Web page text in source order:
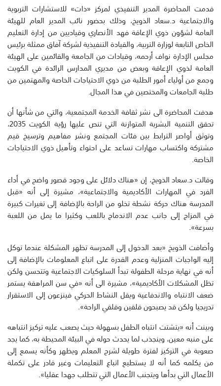
قدمت المحاضرة المدير التنفيذي لمركز «ذات» للاستشارات التربوية
والاجتماعية د.سعاد الذويخ، وذلك بحضور نائب المدير العام للهيئة
العامة لشؤون ذوي الإعاقة فهد الأنصاري وقياديين من إدارة التعليم
الخاص التابعة لوزارة التربية، والقيادة التنفيذية لشركة آفاق ممثلة برئيس
مجلس الإدارة نواف أرحمه، وقيادات من الجامعة والقائمين على الهيئة
العامة لذوي الإعاقة وبعض من مديري المدارس الرائدة في الكويت
وجمع من أولياء أمور الطلبة من ذوي الاحتياجات الخاصة والمهتمين من
طلبة الجامعات والمختصين في هذا المجال.
هدفت المحاضرة الى نشر ثقافة الخدمة المجتمعية، والتي من شأنها أن
تحقق التنمية البشرية المتوازنة التي تنص عليها رؤية الكويت 2035،
وتوثق أواصر الترابط بين فئات المجتمع ونشر مفاهيم وترسيخ قيم
مشتركة واكتساب مهارات تساعد على احتواء وتأهيل ذوي الاحتياجات
الخاصة.
وقالت د.سعاد الذويخ، إن «هناك دلائل على وجود قصور واضح في أداء
الفرد في المهارات الأكاديمية والاجتماعية»، مشيرة إلى أنه «قبل
المدرسة هناك حركة نشطة تخلو من الراحة بالإضافة إلى تغيرات كبيرة
في المزاج إلى جانب عدم الاندماج باللعب وكثيرا ما يمل من اللعبة
بسرعة».
وأضافت الذويخ «بعد الدخول إلى المدرسة تظهر المشكلة عندما توكل
إليه الواجبات المنزلية وعدم القدرة على اتباع المعلومات بالإضافة إلى
أنه في نهاية مرحلة الطفولة تبدأ السلوكيات الاجتماعية وتتحسن ولكن
تظل المشكلات الأكاديمية»، مشيرة الى أنه «في سن المراهقة يستمر
ضعف الانتباه والاندفاعية ويقل النشاط الحركي فينزعون إلى الاستقرار
تدريجيا ولكن قد يصبحون قلقين وقلقي الراحة».
وبينت أنه «يتشتت انتباه الطفل بسهولة حيث يصعب عليه تركيز انتباهه
على منبه معين، وينجذب لما يحدث حوله في البيئة المحيطة به، كما يجد
صعوبة في التركيز لفترة طويلة لشرح المعلم ويظهر وكأنه يسمع إلى
من يكلمه كما أنه لا يستطيع اتباع التعليمات وغير قادر على تكملة
الأعمال التي بدأها ويتجنب الأعمال التي تتطلب جهدا عقليا».